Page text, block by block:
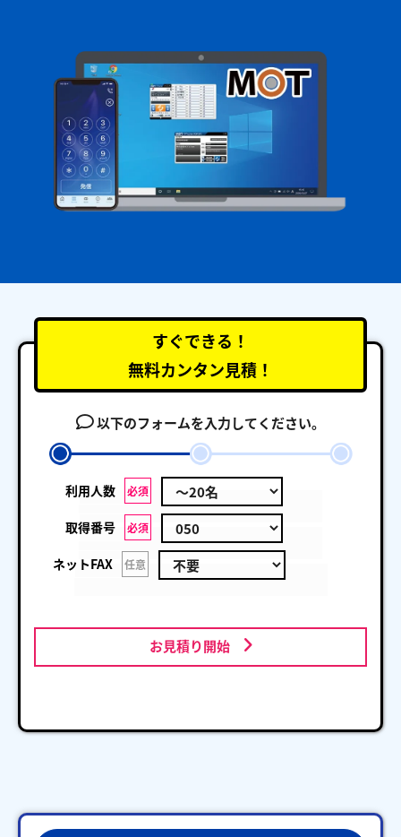
すぐできる！
無料カンタン見積！
以下のフォームを入力してください。
利用人数 必須
取得番号 必須
ネットFAX 任意
お見積り開始